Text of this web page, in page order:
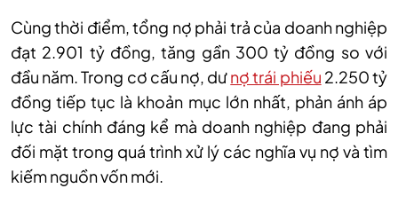
Cùng thời điểm, tổng nợ phải trả của doanh nghiệp
đạt 2.901 tỷ đồng, tăng gần 300 tỷ đồng so với
đầu năm. Trong cơ cấu nợ, dưnợ trái phiếu 2.250 tỷ
đồng tiếp tục là khoản mục lớn nhất, phản ánh áp
lực tài chính đáng kể mà doanh nghiệp đang phải
đối mặt trong quá trình xử lý các nghĩa vụ nợ và tìm
kiếm nguồn vốn mới.